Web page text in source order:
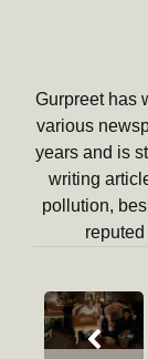
Gurpreet has
various
years and is
writing
pollution,
Post
navigation